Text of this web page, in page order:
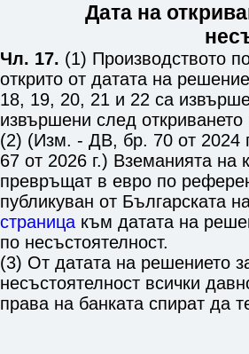
Дата на
Чл. 17. (1) Производството
открито от датата на
18, 19, 20, 21 и 22 са
извършени след откриването
(2) (Изм. - ДВ, бр. 70 от 2024
67 от 2026 г.) Вземанията на
превръщат в евро по
публикуван от Българската
страница към датата на
по несъстоятелност.
(3) От датата на решението
несъстоятелност всички
права на банката спират да